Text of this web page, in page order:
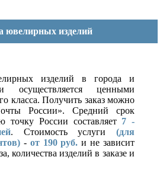
ювелирных изделий
изделий в города и
осуществляется ценными
класса. Получить заказ можно
России». Средний срок
точку России составляет 7 -
. Стоимость услуги(для
- от 190 руб. и не зависит
количества изделий в заказе и